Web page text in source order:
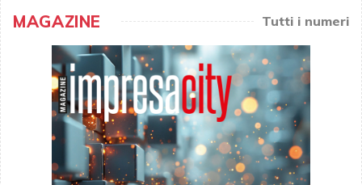
MAGAZINE Tutti i numeri